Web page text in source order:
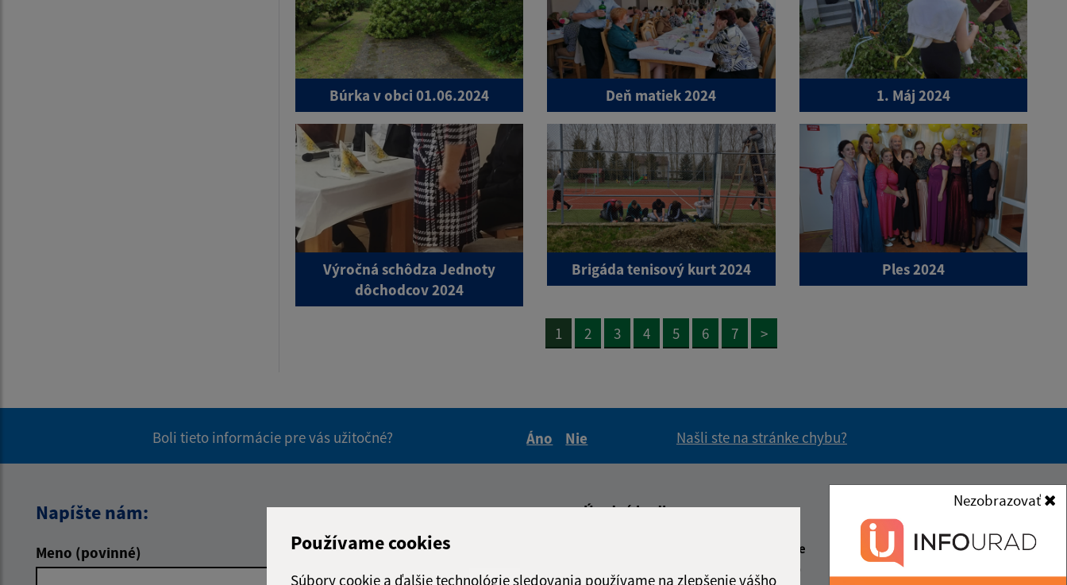
Používame cookies
Súbory cookie a ďalšie technológie sledovania používame na zlepšenie vášho
Nezobrazovať
Búrka v obci 01.06.2024 Deň matiek 2024 1. Máj 2024
Výročná schôdza Jednoty
dôchodcov 2024
Brigáda tenisový kurt 2024 Ples 2024
1 2 3 4 5 6 7 >
Boli tieto informácie pre vás užitočné?
Áno
Nie
Našli ste na stránke chybu?
Napíšte nám:
Meno (povinné) E-mailová adresa (povinné)
Úradné hodiny:
Čas poobede
13:00 - 15:30
Obecný úrad Senné
Senné 230